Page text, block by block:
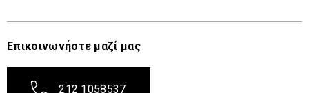
Επικοινωνήστε μαζί μας
212 1058537